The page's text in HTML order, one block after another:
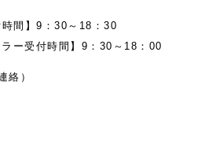
時間】9：30～18：30
ラー受付時間】9：30～18：00
絡）